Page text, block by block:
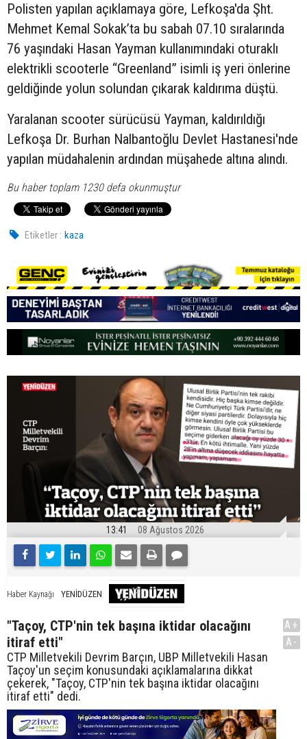
Polisten yapılan açıklamaya göre, Lefkoşa'da Şht.
Mehmet Kemal Sokak’ta bu sabah 07.10 sıralarında
76 yaşındaki Hasan Yayman kullanımındaki oturaklı
elektrikli scooterle “Greenland” isimli iş yeri önlerine
geldiğinde yolun solundan çıkarak kaldırıma düştü.
Yaralanan scooter sürücüsü Yayman, kaldırıldığı
Lefkoşa Dr. Burhan Nalbantoğlu Devlet Hastanesi'nde
yapılan müdahalenin ardından müşahede altına alındı.
Bu haber toplam 1230 defa okunmuştur
Etiketler : kaza
13:41 08 Ağustos 2026
Haber Kaynağı YENİDÜZEN
"Taçoy, CTP'nin tek başına iktidar olacağını
itiraf etti"
CTP Milletvekili Devrim Barçın, UBP Milletvekili Hasan
Taçoy'un seçim konusundaki açıklamalarına dikkat
çekerek, "Taçoy, CTP'nin tek başına iktidar olacağını
itiraf etti" dedi.
A+
A-